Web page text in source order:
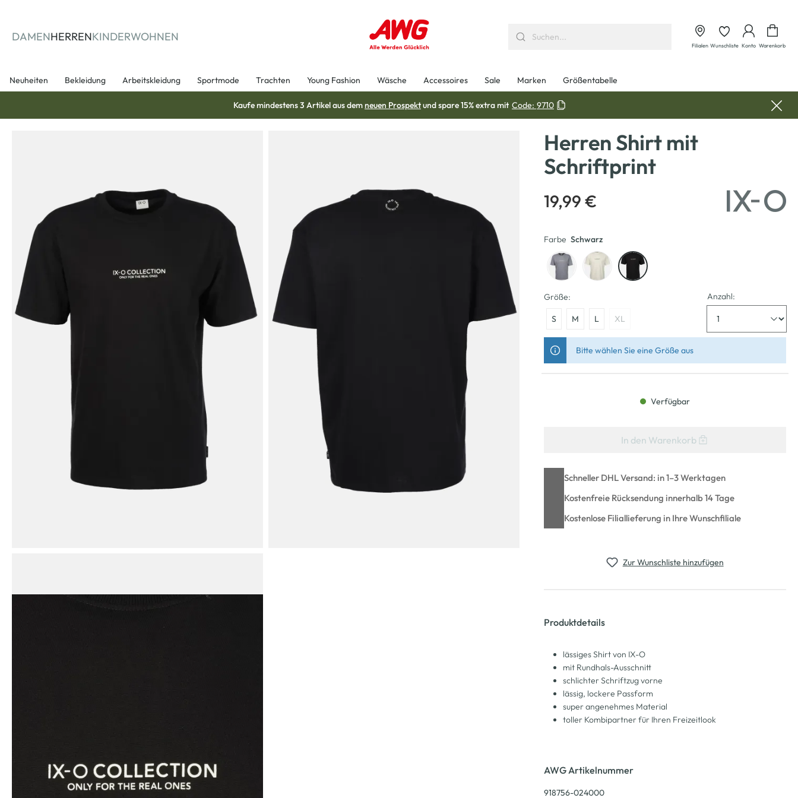
DAMENHERRENKINDERWOHNEN
Filialen Wunschliste Konto Warenkorb
Neuheiten Bekleidung Arbeitskleidung Sportmode Trachten Young Fashion Wäsche Accessoires Sale Marken Größentabelle
Kaufe mindestens 3 Artikel aus demneuen Prospektund spare 15% extra mit Code: 9710
Herren Shirt mit
Schriftprint
19,99 €
Farbe Schwarz
Größe:
S M L XL
Anzahl:
Bitte wählen Sie eine Größe aus
Verfügbar
In den Warenkorb
Schneller DHL Versand: in 1–3 Werktagen
Kostenfreie Rücksendung innerhalb 14 Tage
Kostenlose Filiallieferung in Ihre Wunschfiliale
Zur Wunschliste hinzufügen
Produktdetails
lässiges Shirt von IX-O
mit Rundhals-Ausschnitt
schlichter Schriftzug vorne
lässig, lockere Passform
super angenehmes Material
toller Kombipartner für Ihren Freizeitlook
AWG Artikelnummer
918756-024000